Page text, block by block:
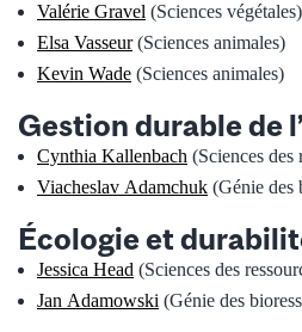
Valérie Gravel (Sciences végétales)
Elsa Vasseur(Sciences animales)
Kevin Wade (Sciences animales)
Gestion durable de
Cynthia Kallenbach (Sciences des
Viacheslav Adamchuk (Génie des
Écologie et
Jessica Head (Sciences des
Jan Adamowski (Génie des